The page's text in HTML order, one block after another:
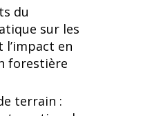
du
sur les
l’impact en
forestière
terrain :